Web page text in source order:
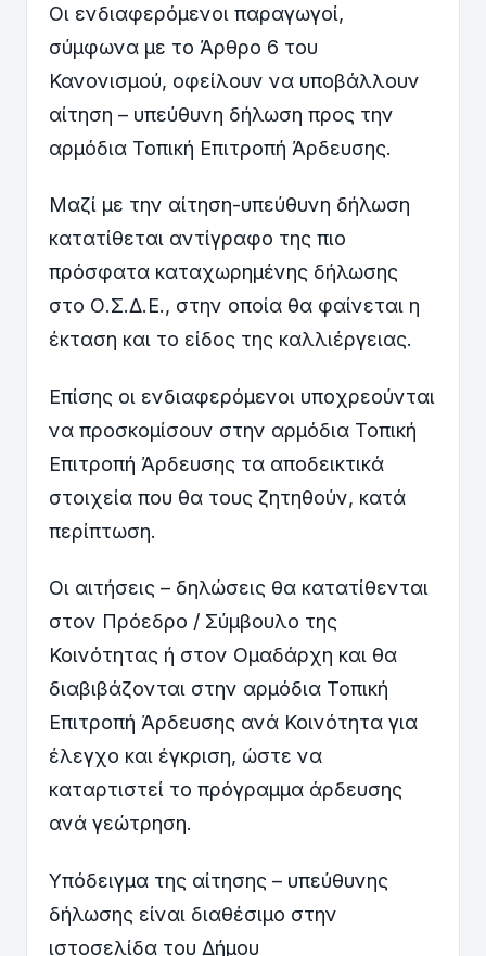
Οι ενδιαφερόμενοι παραγωγοί,
σύμφωνα με το Άρθρο 6 του
Κανονισμού, οφείλουν να υποβάλλουν
αίτηση – υπεύθυνη δήλωση προς την
αρμόδια Τοπική Επιτροπή Άρδευσης.
Μαζί με την αίτηση-υπεύθυνη δήλωση
κατατίθεται αντίγραφο της πιο
πρόσφατα καταχωρημένης δήλωσης
στο Ο.Σ.Δ.Ε., στην οποία θα φαίνεται η
έκταση και το είδος της καλλιέργειας.
Επίσης οι ενδιαφερόμενοι υποχρεούνται
να προσκομίσουν στην αρμόδια Τοπική
Επιτροπή Άρδευσης τα αποδεικτικά
στοιχεία που θα τους ζητηθούν, κατά
περίπτωση.
Οι αιτήσεις – δηλώσεις θα κατατίθενται
στον Πρόεδρο / Σύμβουλο της
Κοινότητας ή στον Ομαδάρχη και θα
διαβιβάζονται στην αρμόδια Τοπική
Επιτροπή Άρδευσης ανά Κοινότητα για
έλεγχο και έγκριση, ώστε να
καταρτιστεί το πρόγραμμα άρδευσης
ανά γεώτρηση.
Υπόδειγμα της αίτησης – υπεύθυνης
δήλωσης είναι διαθέσιμο στην
ιστοσελίδα του Δήμου